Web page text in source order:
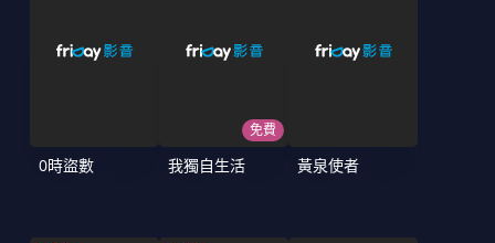
0時盜數
免費
我獨自生活 黃泉使者